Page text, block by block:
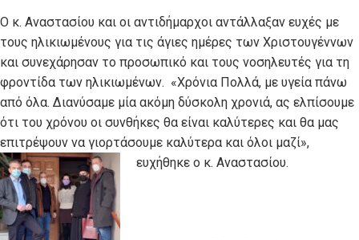
Ο κ. Αναστασίου και οι αντιδήμαρχοι αντάλλαξαν ευχές με
τους ηλικιωμένους για τις άγιες ημέρες των Χριστουγέννων
και συνεχάρησαν το προσωπικό και τους νοσηλευτές για τη
φροντίδα των ηλικιωμένων. «Χρόνια Πολλά, με υγεία πάνω
από όλα. Διανύσαμε μία ακόμη δύσκολη χρονιά, ας ελπίσουμε
ότι του χρόνου οι συνθήκες θα είναι καλύτερες και θα μας
επιτρέψουν να γιορτάσουμε καλύτερα και όλοι μαζί»,
ευχήθηκε ο κ. Αναστασίου.